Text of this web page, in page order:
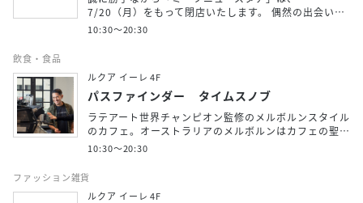
7/20（月）をもって閉店いたします。 偶然の出会い…
10:30～20:30
飲食・食品
ルクア イーレ 4F
パスファインダー タイムスノブ
ラテアート世界チャンピオン監修のメルボルンスタイル
のカフェ。オーストラリアのメルボルンはカフェの聖…
10:30～20:30
ファッション雑貨
ルクア イーレ 4F